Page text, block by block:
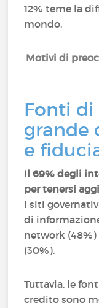
12% teme la
mondo.
Motivi di
Fonti
grande
e
Il 69% degli
per tenersi
I siti
di
network
(30%).
Tuttavia, le
credito sono